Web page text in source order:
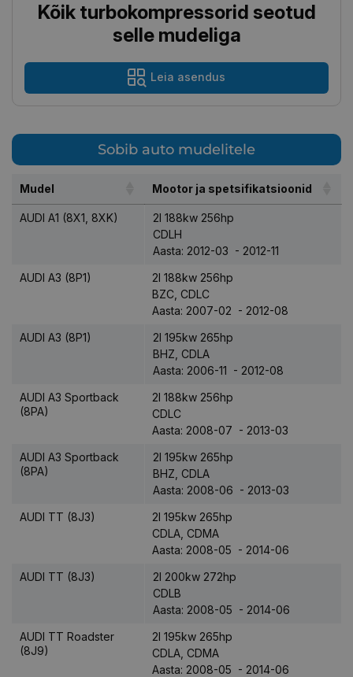
Kõik turbokompressorid seotud
selle mudeliga
Leia asendus
Sobib auto mudelitele
Mudel Mootor ja spetsifikatsioonid
AUDI A1 (8X1, 8XK)
2l 188kw 256hp
CDLH
Aasta: 2012-03 - 2012-11
AUDI A3 (8P1)
2l 188kw 256hp
BZC, CDLC
Aasta: 2007-02 - 2012-08
AUDI A3 (8P1)
2l 195kw 265hp
BHZ, CDLA
Aasta: 2006-11 - 2012-08
AUDI A3 Sportback
(8PA)
2l 188kw 256hp
CDLC
Aasta: 2008-07 - 2013-03
AUDI A3 Sportback
(8PA)
2l 195kw 265hp
BHZ, CDLA
Aasta: 2008-06 - 2013-03
AUDI TT (8J3)
2l 195kw 265hp
CDLA, CDMA
Aasta: 2008-05 - 2014-06
AUDI TT (8J3)
2l 200kw 272hp
CDLB
Aasta: 2008-05 - 2014-06
AUDI TT Roadster
(8J9)
2l 195kw 265hp
CDLA, CDMA
Aasta: 2008-05 - 2014-06